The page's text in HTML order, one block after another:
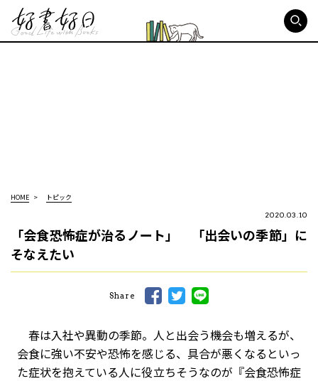
HOME トピック
2020.03.10
「会食恐怖症が治るノート」 「出会いの季節」に
そなえたい
Share
春は入社や異動の季節。人と出会う機会も増えるが、
会食に強い不安や恐怖を感じる、具合が悪くなるといっ
た症状を抱えている人に役立ちそうなのが『会食恐怖症